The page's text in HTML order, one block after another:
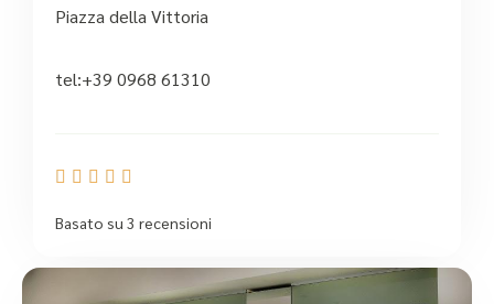
Piazza della Vittoria
tel:+39 0968 61310
    
Basato su 3 recensioni